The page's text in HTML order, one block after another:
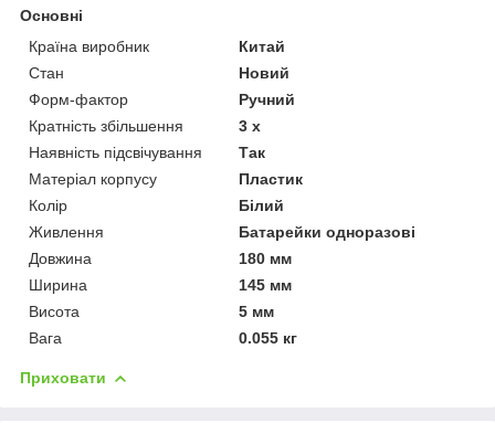
Основні
Країна виробник
Китай
Стан
Новий
Форм-фактор
Ручний
Кратність збільшення
3 х
Наявність підсвічування
Так
Матеріал корпусу
Пластик
Колір
Білий
Живлення
Батарейки одноразові
Довжина
180 мм
Ширина
145 мм
Висота
5 мм
Вага
0.055 кг
Приховати